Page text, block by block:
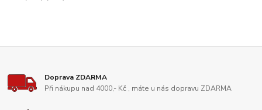
Doprava ZDARMA
Při nákupu nad 4000,- Kč , máte u nás dopravu ZDARMA